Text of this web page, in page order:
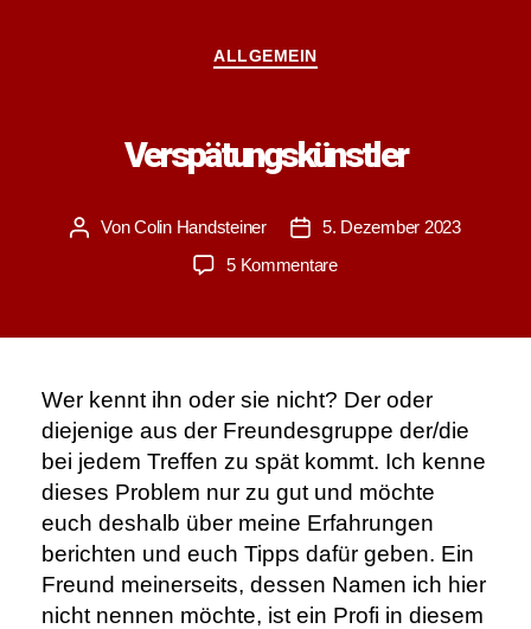
Kategorien
ALLGEMEIN
Verspätungskünstler
Beitragsautor
VonColin Handsteiner Veröffentlichungsdatum
5. Dezember 2023
5 Kommentarezu
Wer kennt ihn oder sie nicht? Der oder
diejenige aus der Freundesgruppe der/die
bei jedem Treffen zu spät kommt. Ich kenne
dieses Problem nur zu gut und möchte
euch deshalb über meine Erfahrungen
berichten und euch Tipps dafür geben. Ein
Freund meinerseits, dessen Namen ich hier
nicht nennen möchte, ist ein Profi in diesem